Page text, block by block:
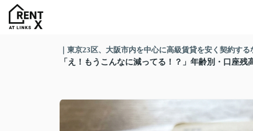
｜東京23区、大阪市内を中心に高級賃貸を安く契約する
「え！もうこんなに減ってる！？」年齢別・口座